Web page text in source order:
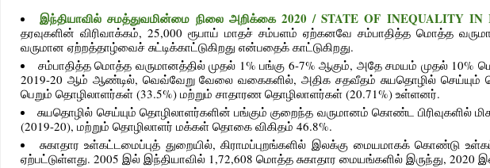
இந்தியாவில் சமத்துவமின்மை நிலை அறிக்கை 2020 / STATE OF INEQUALITY
தரவுகளின் விரிவாக்கம், 25,000 ரூபாய் மாதச் சம்பளம் ஏற்கனவே சம்பாதித்த மொத்த
வருமான ஏற்றத்தாழ்வைச் சுட்டிக்காட்டுகிறது என்பதைக் காட்டுகிறது.
சம்பாதித்த மொத்த வருமானத்தில் முதல் 1% பங்கு 6-7% ஆகும், அதே சமயம் முதல்
2019-20 ஆம் ஆண்டில், வெவ்வேறு வேலை வகைகளில், அதிக சதவீதம் சுயதொழில் செய்யும்
பெறும் தொழிலாளர்கள் (33.5%) மற்றும் சாதாரண தொழிலாளர்கள் (20.71%) உள்ளனர்.
சுயதொழில் செய்யும் தொழிலாளர்களின் பங்கும் குறைந்த வருமானம் கொண்ட பிரிவுகளில்
(2019-20), மற்றும் தொழிலாளர் மக்கள் தொகை விகிதம் 46.8%.
சுகாதார உள்கட்டமைப்புத் துறையில், கிராமப்புறங்களில் இலக்கு மையமாகக் கொண்டு
ஏற்பட்டுள்ளது. 2005 இல் இந்தியாவில் 1,72,608 மொத்த சுகாதார மையங்களில் இருந்து,